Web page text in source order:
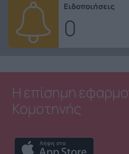
Ειδοποιήσεις
0
Η επίσημη
Κομοτηνής